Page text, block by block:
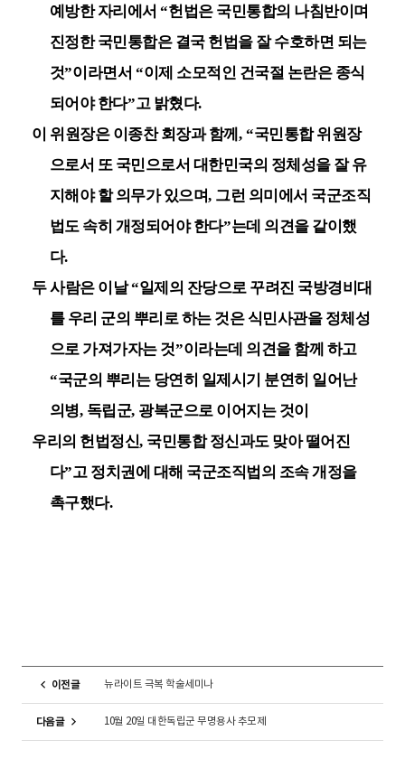
예방한 자리에서“헌법은 국민통합의 나침반이며
진정한 국민통합은 결국 헌법을 잘 수호하면 되는
것”이라면서 “이제 소모적인 건국절 논란은 종식
되어야 한다”고 밝혔다.
이 위원장은 이종찬 회장과 함께 , “국민통합 위원장
으로서 또 국민으로서 대한민국의 정체성을 잘 유
지해야 할 의무가 있으며, 그런 의미에서 국군조직
법도 속히 개정되어야 한다”는데 의견을 같이했
다.
두 사람은 이날“일제의 잔당으로 꾸려진 국방경비대
를 우리 군의 뿌리로 하는 것은 식민사관을 정체성
으로 가져가자는 것”이라는데 의견을 함께 하고
“국군의 뿌리는 당연히 일제시기 분연히 일어난
의병, 독립군, 광복군으로 이어지는 것이
우리의 헌법정신, 국민통합 정신과도 맞아 떨어진
다”고 정치권에 대해 국군조직법의 조속 개정을
촉구했다.
이전글 뉴라이트 극복 학술세미나
다음글 10월 20일 대한독립군 무명용사 추모제